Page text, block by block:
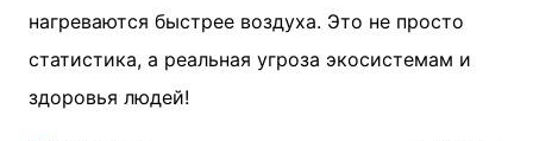
нагреваются быстрее воздуха. Это не просто
статистика, а реальная угроза экосистемам и
здоровья людей!